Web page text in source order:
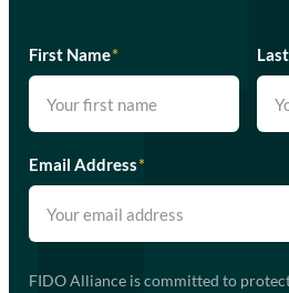
First Name*
Email Address*
FIDO Alliance is committed to